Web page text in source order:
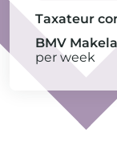
Taxateur
BMV
per week